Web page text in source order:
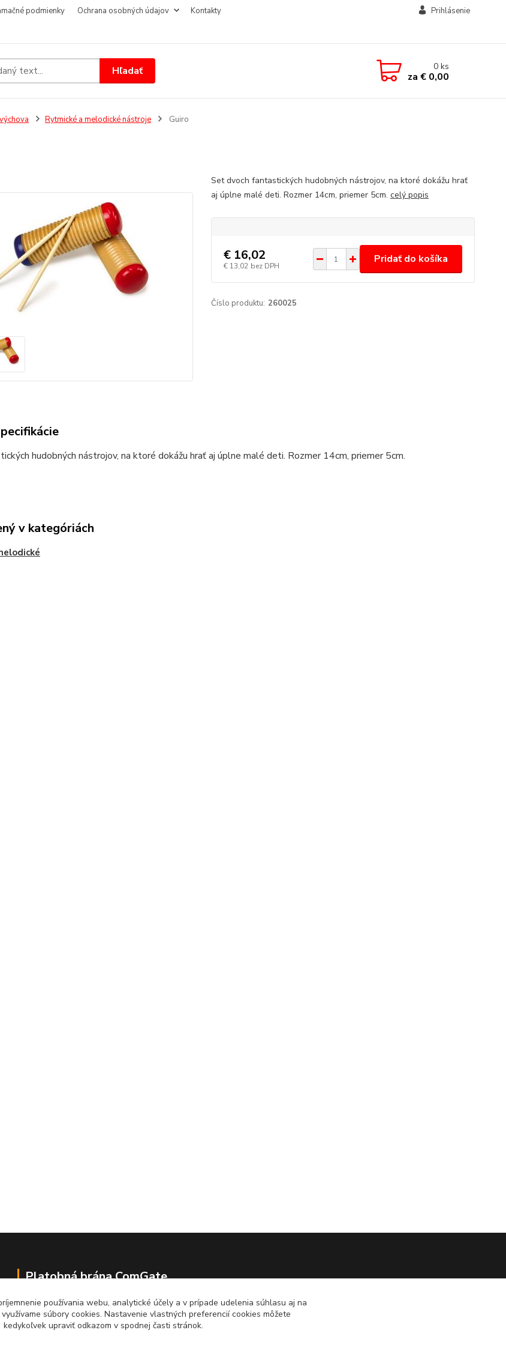
podmienky Ochrana osobných údajov
Kontakty
Prihlásenie
Hľadať 0ks
za € 0,00
Rytmické a melodické nástroje Guiro
Set dvoch fantastických hudobných nástrojov, na ktoré dokážu hrať
aj úplne malé deti. Rozmer 14cm, priemer 5cm. celý popis
€ 16,02
€ 13,02 bez DPH
Pridať do košíka
Číslo produktu: 260025
hudobných nástrojov, na ktoré dokážu hrať aj úplne malé deti. Rozmer 14cm, priemer 5cm.
v kategóriách
Platobná brána ComGate
používania webu, analytické účely a v prípade udelenia súhlasu aj na
súbory cookies. Nastavenie vlastných preferencií cookies môžete
kedykoľvek upraviť odkazom v spodnej časti stránok.